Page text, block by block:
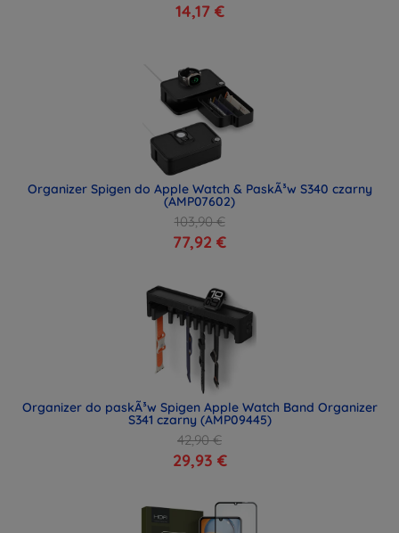
14,17 €
Organizer Spigen do Apple Watch & PaskÃ³w S340 czarny
(AMP07602)
103,90 €
77,92 €
Organizer do paskÃ³w Spigen Apple Watch Band Organizer
S341 czarny (AMP09445)
42,90 €
29,93 €